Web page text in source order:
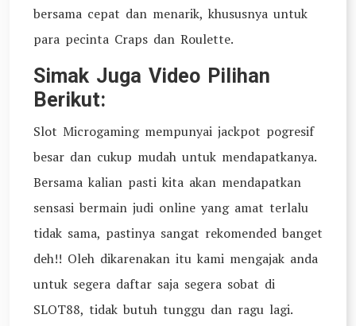
bersama cepat dan menarik, khususnya untuk
para pecinta Craps dan Roulette.
Simak Juga Video Pilihan
Berikut:
Slot Microgaming mempunyai jackpot pogresif
besar dan cukup mudah untuk mendapatkanya.
Bersama kalian pasti kita akan mendapatkan
sensasi bermain judi online yang amat terlalu
tidak sama, pastinya sangat rekomended banget
deh!! Oleh dikarenakan itu kami mengajak anda
untuk segera daftar saja segera sobat di
SLOT88, tidak butuh tunggu dan ragu lagi.